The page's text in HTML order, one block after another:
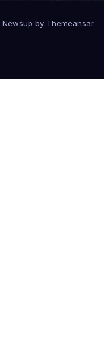
Newsup by Themeansar.